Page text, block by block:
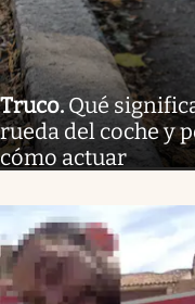
Truco.Qué
rueda del coche y
cómo actuar